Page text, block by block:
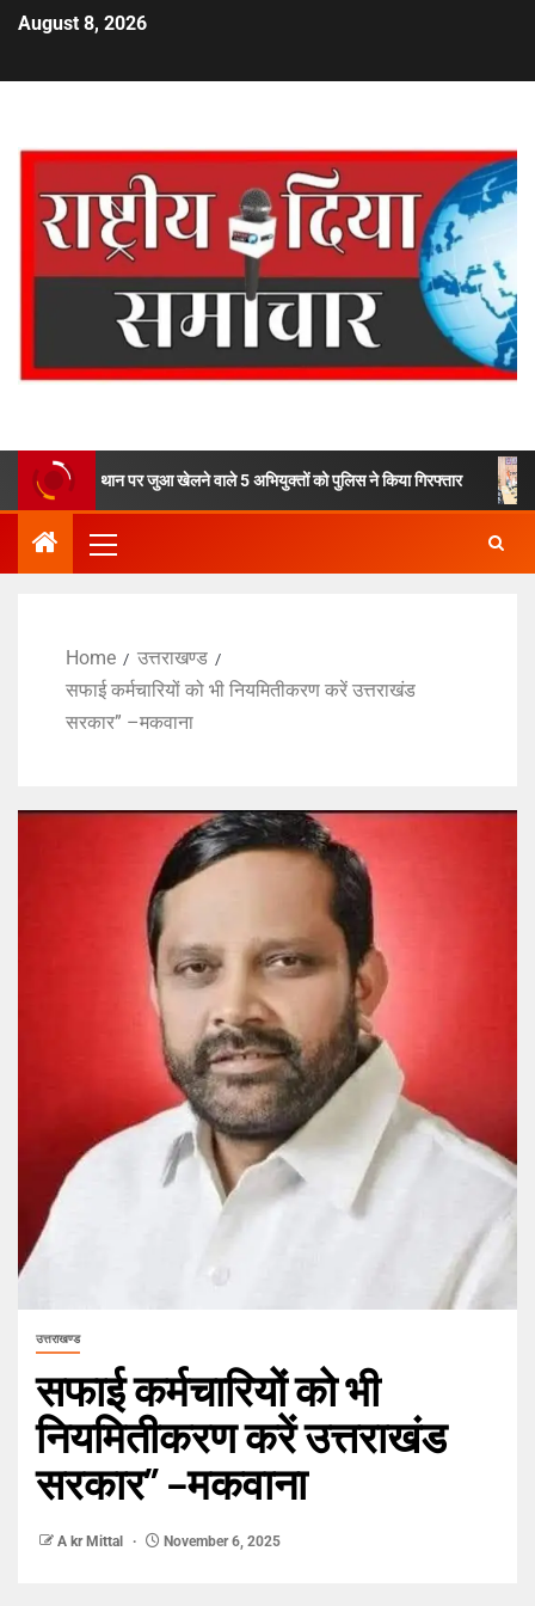
August 8, 2026
पर जुआ खेलने वाले 5 अभियुक्तों को पुलिस ने किया गिरफ्तार मुख्यमंत्री
Home
उत्तराखण्ड
सफाई कर्मचारियों को भी नियमितीकरण करें उत्तराखंड
सरकार” –मकवाना
उत्तराखण्ड
सफाई कर्मचारियों को भी
नियमितीकरण करें उत्तराखंड
सरकार” –मकवाना
A kr Mittal November 6, 2025